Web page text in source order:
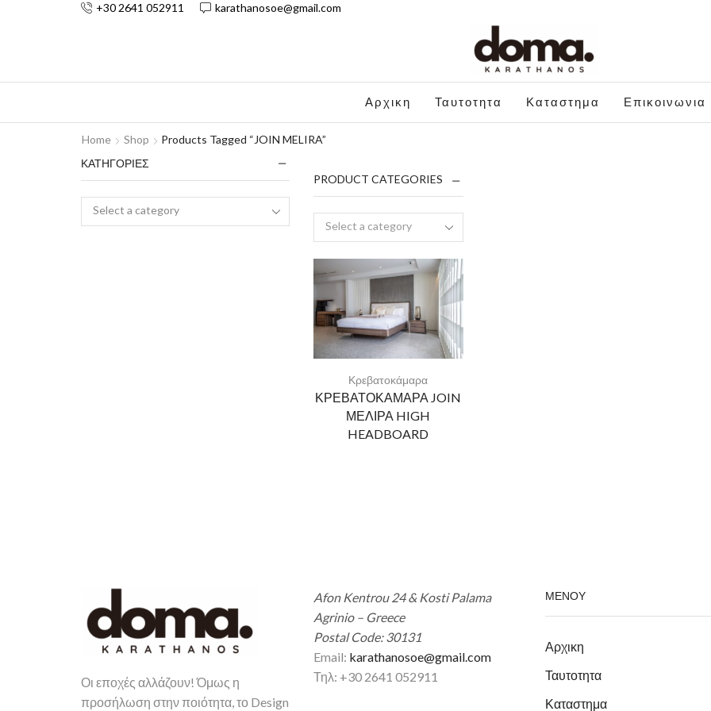
+30 2641 052911 karathanosoe@gmail.com
Αρχικη Ταυτοτητα Καταστημα Επικοινωνια
Home Shop Products Tagged “JOIN MELIRA”
PRODUCT CATEGORIES
Select a category
Κρεβατοκάμαρα
ΚΡΕΒΑΤΟΚΑΜΑΡΑ JOIN
ΜΕΛΙΡΑ HIGH
HEADBOARD
ΚΑΤΗΓΟΡΙΕΣ
Select a category
Οι εποχές αλλάζουν! Όμως η
προσήλωση στην ποιότητα, το Design
Afon Kentrou 24 & Kosti Palama
Agrinio – Greece
Postal Code: 30131
Email: karathanosoe@gmail.com
Τηλ: +30 2641 052911
ΜΕΝΟΥ
Αρχικη
Ταυτοτητα
Καταστημα